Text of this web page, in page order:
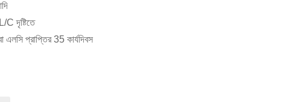
C দৃষ্টিতে
এলসি প্রাপ্তির 35 কার্যদিবস